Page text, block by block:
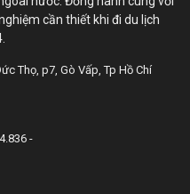
cần thiết khi đi du lịch
Thọ, p7, Gò Vấp, Tp Hồ Chí
-